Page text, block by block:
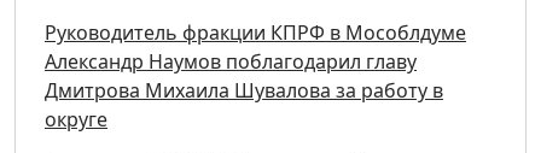
Руководитель фракции КПРФ в Мособлдуме
Александр Наумов поблагодарил главу
Дмитрова Михаила Шувалова за работу в
округе